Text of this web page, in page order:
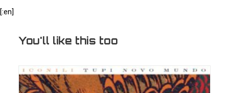
[:en]
You'll like this too